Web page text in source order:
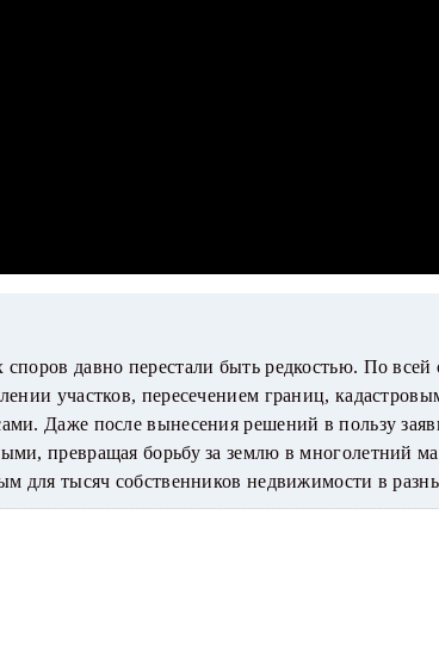
давно перестали быть редкостью. По всей
участков, пересечением границ,
Даже после вынесения решений в пользу
превращая борьбу за землю в многолетний
для тысяч собственников недвижимости в